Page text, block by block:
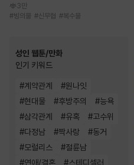
3만
#빙의물 #신무협 #복수물
성인 웹툰/만화
인기 키워드
#계약관계 #원나잇
#현대물 #후방주의 #능욕
#삼각관계 #유혹 #고수위
#다정남 #짝사랑 #동거
#모럴리스 #절륜남
#연애/결혼 #스테디셀러